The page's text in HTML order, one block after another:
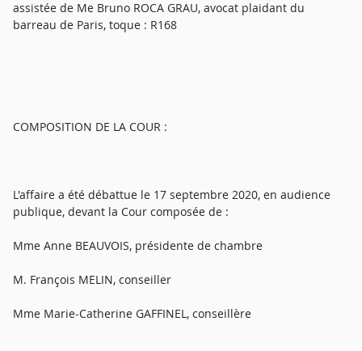
assistée de Me Bruno ROCA GRAU, avocat plaidant du
barreau de Paris, toque : R168
COMPOSITION DE LA COUR :
L'affaire a été débattue le 17 septembre 2020, en audience
publique, devant la Cour composée de :
Mme Anne BEAUVOIS, présidente de chambre
M. François MELIN, conseiller
Mme Marie-Catherine GAFFINEL, conseillère